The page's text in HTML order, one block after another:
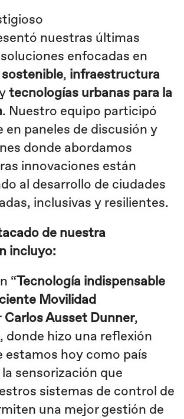
nuestras últimas
enfocadas en
, infraestructura
tecnologías urbanas para la
. Nuestro equipo participó
paneles de discusión y
donde abordamos
innovaciones están
al desarrollo de ciudades
inclusivas y resilientes.
de nuestra
incluyo:
“Tecnología indispensable
Movilidad
Carlos Ausset Dunner,
donde hizo una reflexión
estamos hoy como país
sensorización que
sistemas de control de
una mejor gestión de